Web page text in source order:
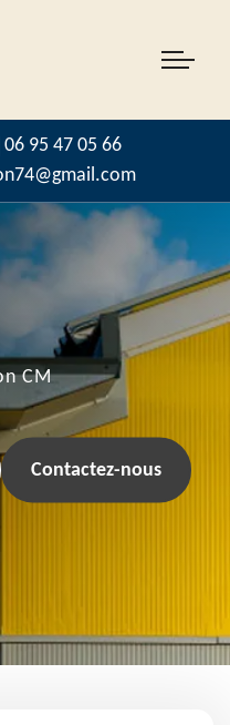
06 95 47 05 66
CM
Contactez-nous